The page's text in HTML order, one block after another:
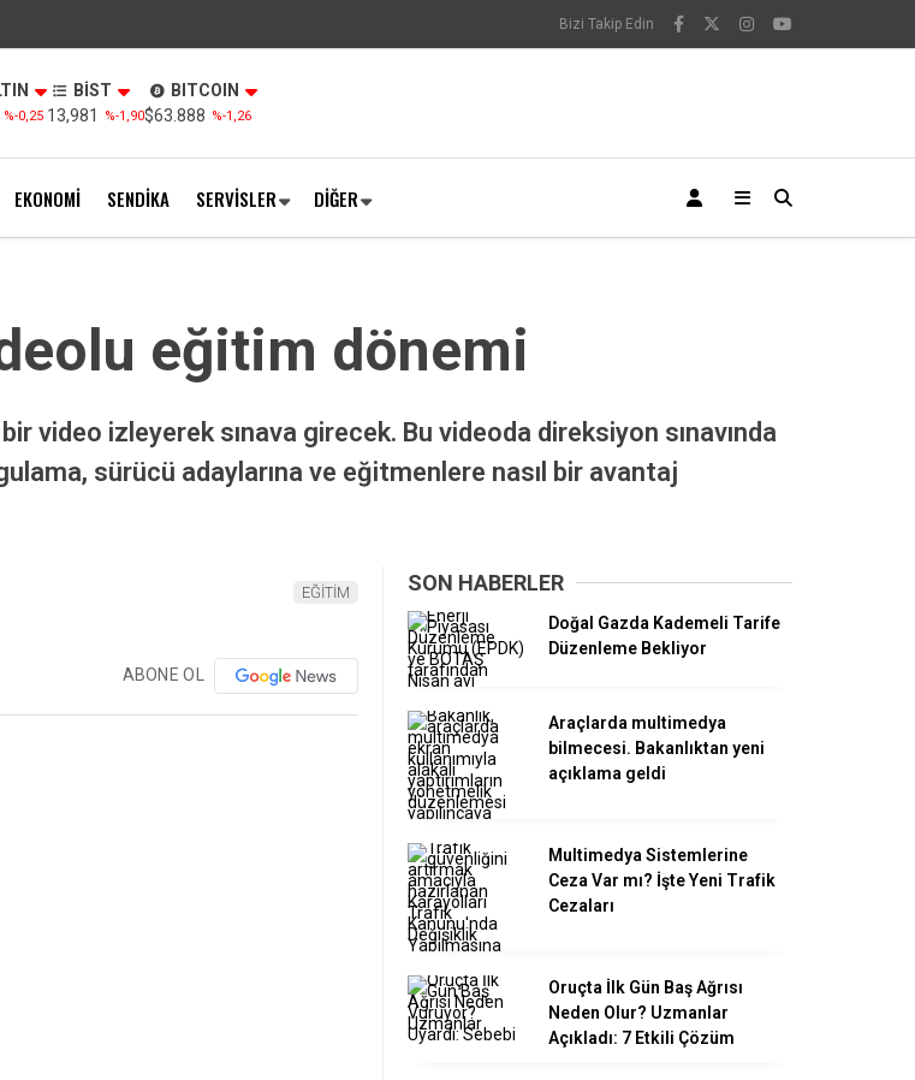
Bizi Takip Edin
%-0,25
BİST
13,981
%-1,90
BITCOIN
$63.888 %-1,26
EKONOMİ SENDİKA SERVİSLER DİĞER
eğitim dönemi
video izleyerek sınava girecek. Bu videoda direksiyon sınavında
sürücü adaylarına ve eğitmenlere nasıl bir avantaj
EĞİTİM
ABONE OL
SON HABERLER
Doğal Gazda Kademeli Tarife
Düzenleme Bekliyor
Araçlarda multimedya
bilmecesi. Bakanlıktan yeni
açıklama geldi
Multimedya Sistemlerine
Ceza Var mı? İşte Yeni Trafik
Cezaları
Oruçta İlk Gün Baş Ağrısı
Neden Olur? Uzmanlar
Açıkladı: 7 Etkili Çözüm